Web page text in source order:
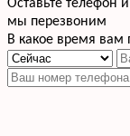
Оставьте телефон и
мы перезвоним
В какое время вам